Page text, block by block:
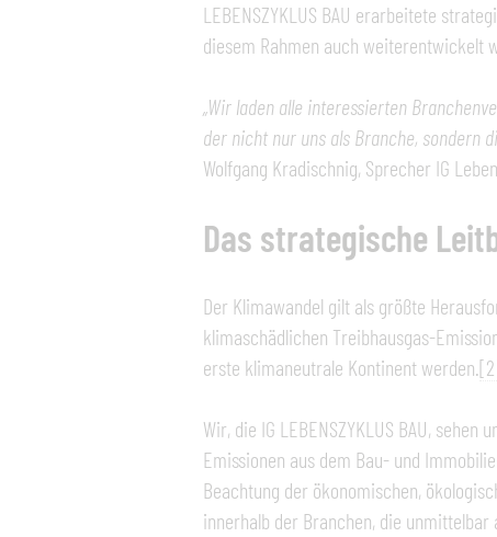
LEBENSZYKLUS BAU erarbeitete
diesem Rahmen auch weiterentwickelt
„Wir laden alle interessierten
der nicht nur uns als Branche, sondern
Wolfgang Kradischnig, Sprecher IG
Das strategische
Der Klimawandel gilt als größte
klimaschädlichen Treibhausgas-
erste klimaneutrale Kontinent werden.
Wir, die IG LEBENSZYKLUS BAU,
Emissionen aus dem Bau- und
Beachtung der ökonomischen,
innerhalb der Branchen, die